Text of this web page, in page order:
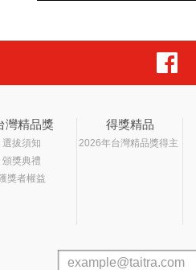
灣精品獎
選拔須知
頒獎典禮
獎者權益
得獎精品
2026年台灣精品獎得主